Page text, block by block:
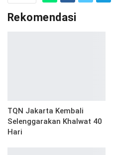
Rekomendasi
TQN Jakarta Kembali
Selenggarakan Khalwat 40
Hari